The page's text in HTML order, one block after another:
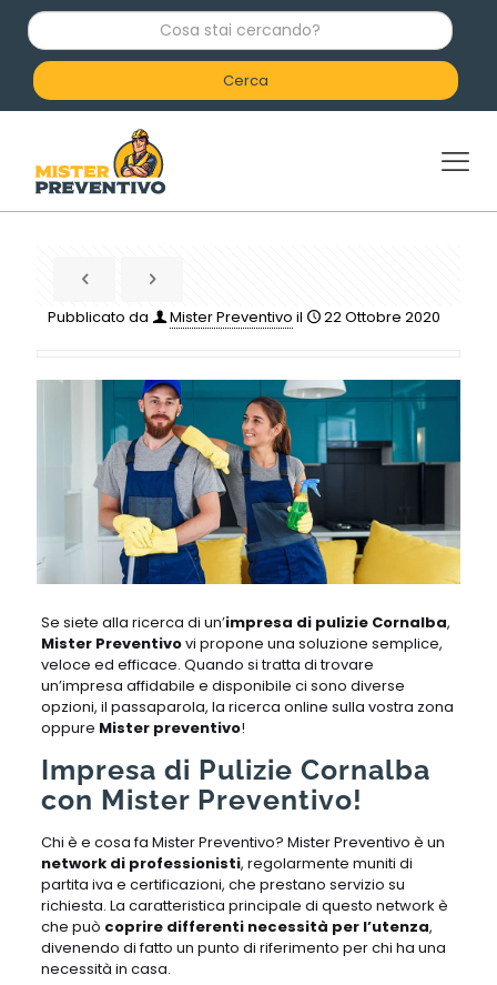
C
o
a
c
e
Pubblicato da Mister Preventivo il 22 Ottobre 2020
Se siete alla ricerca di un’impresa di pulizie Cornalba,
Mister Preventivovi propone una soluzione semplice,
veloce ed efficace. Quando si tratta di trovare
un’impresa affidabile e disponibile ci sono diverse
opzioni, il passaparola, la ricerca online sulla vostra zona
oppure Mister preventivo!
Impresa di Pulizie Cornalba
con Mister Preventivo!
Chi è e cosa fa Mister Preventivo? Mister Preventivo è un
network di professionisti, regolarmente muniti di
partita iva e certificazioni, che prestano servizio su
richiesta. La caratteristica principale di questo network è
che può coprire differenti necessità per l’utenza,
divenendo di fatto un punto di riferimento per chi ha una
necessità in casa.